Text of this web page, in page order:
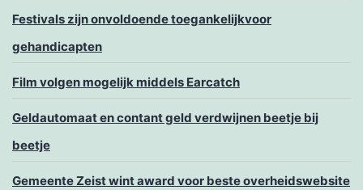
Festivals zijn onvoldoende toegankelijkvoor
gehandicapten
Film volgen mogelijk middels Earcatch
Geldautomaat en contant geld verdwijnen beetje bij
beetje
Gemeente Zeist wint award voor beste overheidswebsite